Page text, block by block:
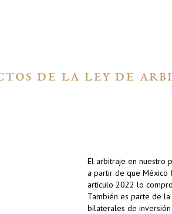
DE LA LEY DE
El arbitraje en nuestro
a partir de que México
artículo 2022 lo
También es parte de
bilaterales de